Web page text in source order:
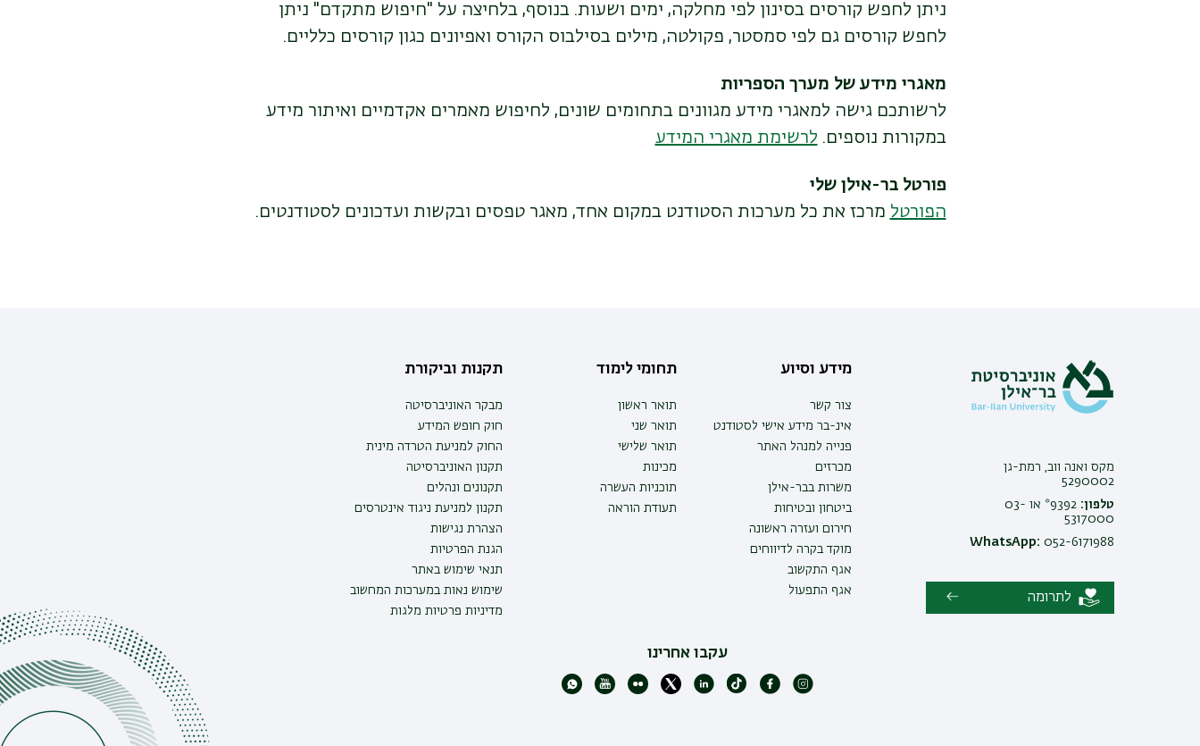
ניתן לחפש קורסים בסינון לפי מחלקה, ימים ושעות. בנוסף, בלחיצה על "חיפוש מתקדם" ניתן
לחפש קורסים גם לפי סמסטר, פקולטה, מילים בסילבוס הקורס ואפיונים כגון קורסים כלליים.
מאגרי מידע של מערך הספריות
לרשותכם גישה למאגרי מידע מגוונים בתחומים שונים, לחיפוש מאמרים אקדמיים ואיתור מידע
במקורות נוספים. לרשימת מאגרי המידע
פורטל בר-אילן שלי
הפורטל מרכז את כל מערכות הסטודנט במקום אחד, מאגר טפסים ובקשות ועדכונים לסטודנטים.
מקס ואנה ווב, רמת-גן
5290002
טלפון:
9392* או 03-
5317000
WhatsApp: 052-6171988
לתרומה
מידע וסיוע
צור קשר
אינ-בר מידע אישי לסטודנט
פנייה למנהל האתר
מכרזים
משרות בבר-אילן
ביטחון ובטיחות
חירום ועזרה ראשונה
מוקד בקרה לדיווחים
אגף התקשוב
אגף התפעול
תחומי לימוד
תואר ראשון
תואר שני
תואר שלישי
מכינות
תוכניות העשרה
תעודת הוראה
תקנות וביקורת
מבקר האוניברסיטה
חוק חופש המידע
החוק למניעת הטרדה מינית
תקנון האוניברסיטה
תקנונים ונהלים
תקנון למניעת ניגוד אינטרסים
הצהרת נגישות
הגנת הפרטיות
תנאי שימוש באתר
שימוש נאות במערכות המחשוב
מדיניות פרטיות מלגות
עקבו אחרינו